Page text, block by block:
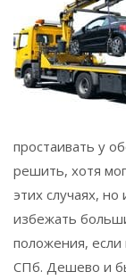
простаивать у
решить, хотя
этих случаях,
избежать
положения, если
СПб. Дешево и